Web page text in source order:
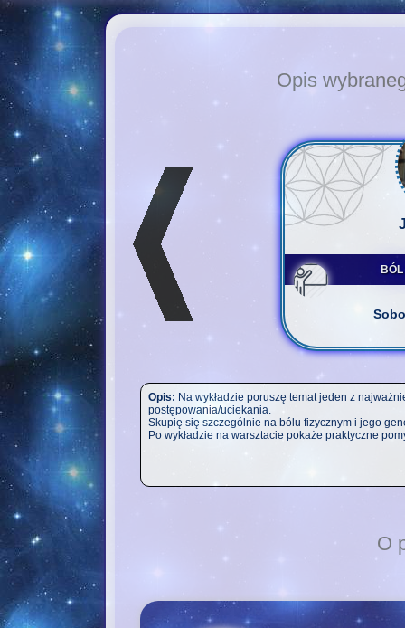
Opis
Opis: Na wykładzie poruszę temat jeden z
postępowania/uciekania.
Skupię się szczególnie na bólu fizycznym i jego
Po wykładzie na warsztacie pokaże praktyczne
O